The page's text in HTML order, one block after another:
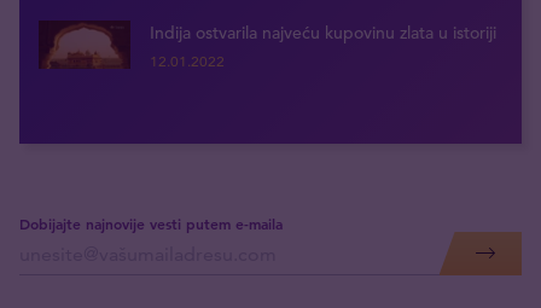
Indija ostvarila najveću kupovinu zlata u istoriji
12.01.2022
Dobijajte najnovije vesti putem e-maila